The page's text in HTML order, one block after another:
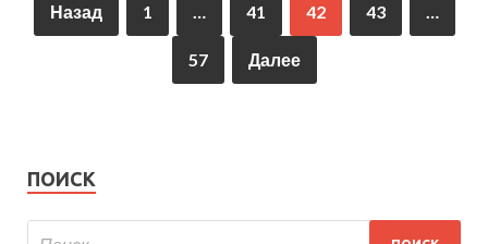
Назад 1 … 41 42 43 …
57 Далее
ПОИСК